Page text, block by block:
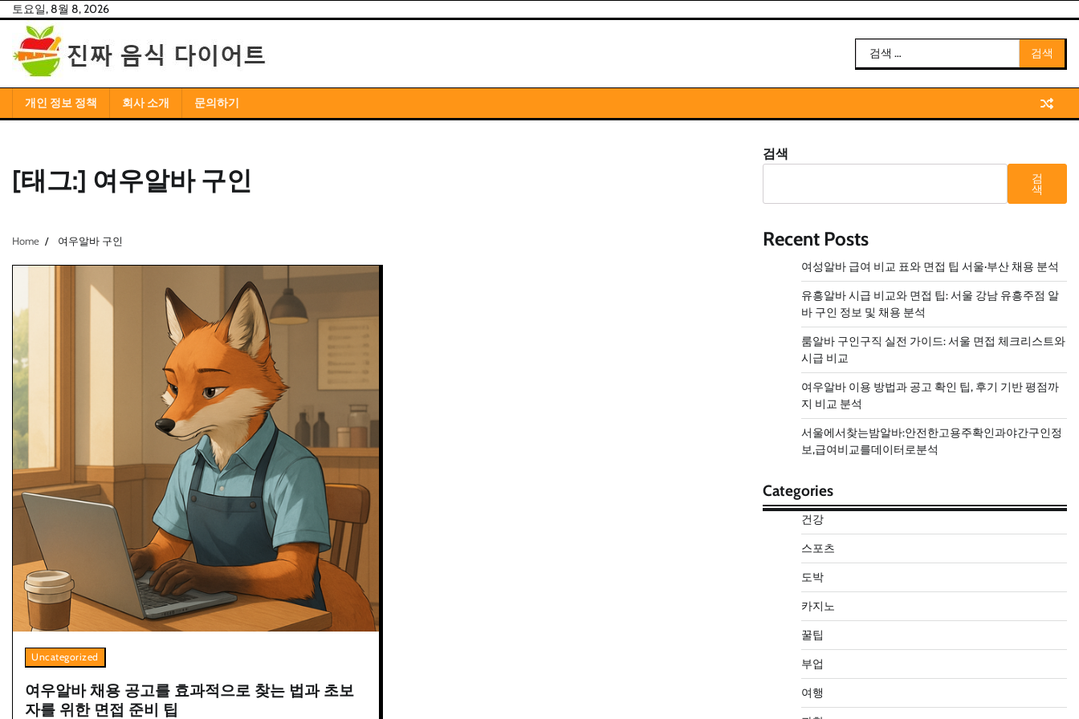
Skip
content
토요일, 8월 8, 2026
색:
개인 정보 정책 회사 소개 문의하기
[태그:] 여우알바 구인
Home 여우알바 구인
Uncategorized
여우알바 채용 공고를 효과적으로 찾는 법과 초보
자를 위한 면접 준비 팁
검색
검
색
Recent Posts
여성알바 급여 비교 표와 면접 팁 서울·부산 채용 분석
유흥알바 시급 비교와 면접 팁: 서울 강남 유흥주점 알
바 구인 정보 및 채용 분석
룸알바 구인구직 실전 가이드: 서울 면접 체크리스트와
시급 비교
여우알바 이용 방법과 공고 확인 팁, 후기 기반 평점까
지 비교 분석
서울에서찾는밤알바:안전한고용주확인과야간구인정
보,급여비교를데이터로분석
Categories
건강
스포츠
도박
카지노
꿀팁
부업
여행